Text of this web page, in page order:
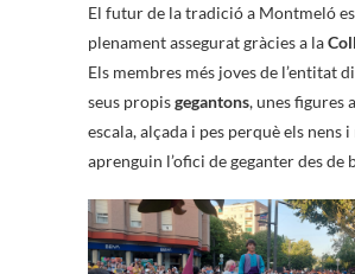
El futur de la tradició a Montmeló
plenament assegurat gràcies a la
Els membres més joves de l’entitat
seus propisgegantons, unes figures
escala, alçada i pes perquè els nens i
aprenguin l’ofici de geganter des de